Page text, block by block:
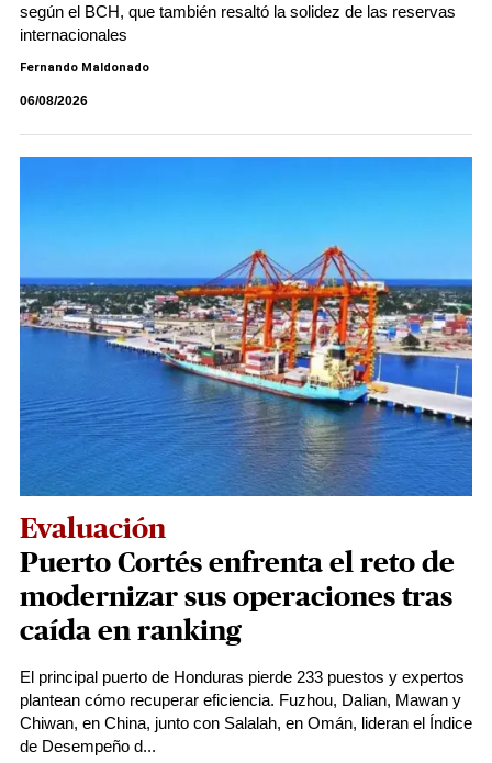
según el BCH, que también resaltó la solidez de las reservas
internacionales
Fernando Maldonado
06/08/2026
Evaluación
Puerto Cortés enfrenta el reto de
modernizar sus operaciones tras
caída en ranking
El principal puerto de Honduras pierde 233 puestos y expertos
plantean cómo recuperar eficiencia. Fuzhou, Dalian, Mawan y
Chiwan, en China, junto con Salalah, en Omán, lideran el Índice
de Desempeño d...